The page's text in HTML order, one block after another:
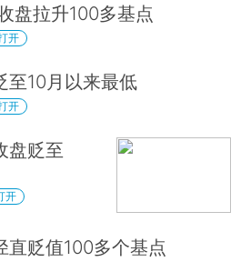
盘拉升100多基点
开
至10月以来最低
开
盘贬至
开
直贬值100多个基点